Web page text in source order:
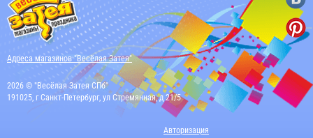
Адреса магазинов "Весёлая Затея"
2026 © "Весёлая Затея СПб"
191025, г Санкт-Петербург, ул Стремянная, д 21/5
Авторизация